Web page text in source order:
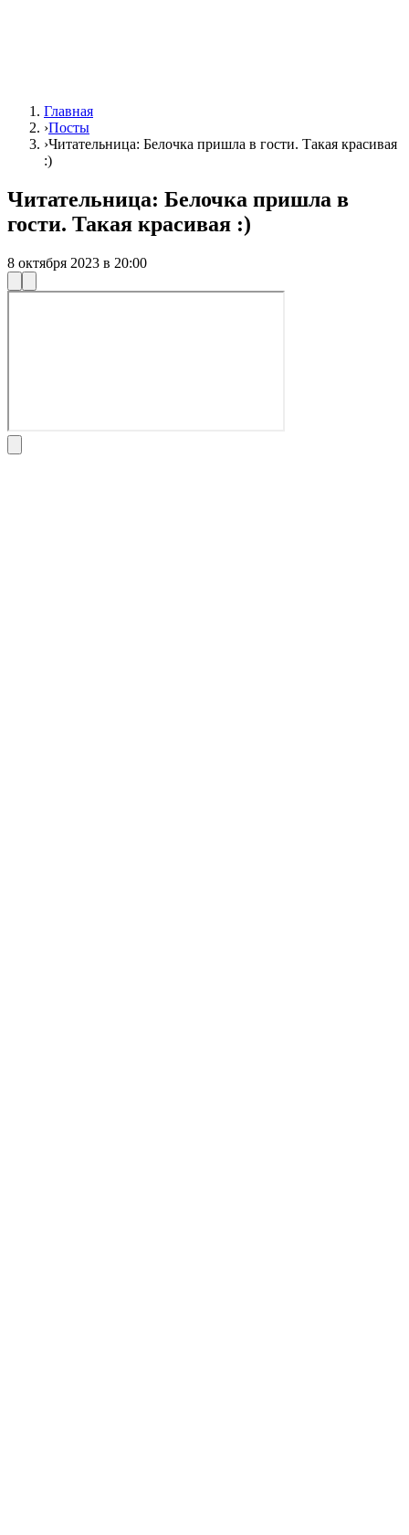
Главная
›Посты
›Читательница: Белочка пришла в гости. Такая красивая
:)
Читательница: Белочка пришла в
гости. Такая красивая :)
8 октября 2023 в 20:00